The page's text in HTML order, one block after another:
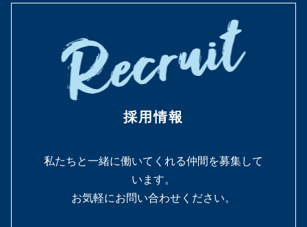
採用情報
私たちと一緒に働いてくれる仲間を募集して
います。
お気軽にお問い合わせください。